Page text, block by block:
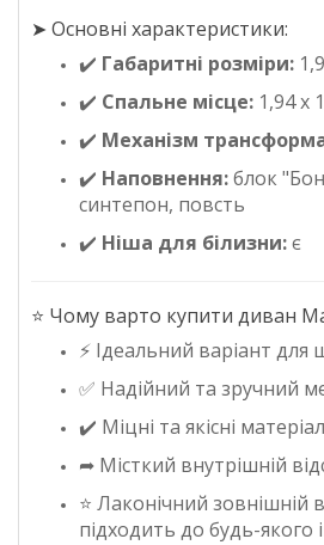
➤ Основні характеристики:
✔️ Габаритні розміри:
✔️ Спальне місце: 1,94 х
✔️ Механізм
✔️ Наповнення:блок
синтепон, повсть
✔️ Ніша для білизни:є
⭐ Чому варто купити диван
⚡ Ідеальний варіант
✅ Надійний та зручний
✔️ Міцні та якісні
➦ Місткий внутрішній
⭐ Лаконічний зовнішній
підходить до будь-якого